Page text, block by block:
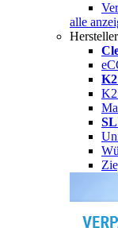
alle
Hersteller
K2
K2